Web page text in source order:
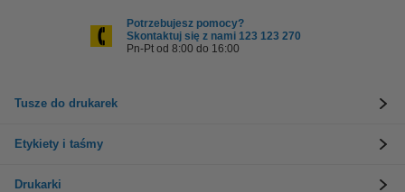
Potrzebujesz pomocy?
Skontaktuj się z nami 123 123 270
Pn-Pt od 8:00 do 16:00
Tusze do drukarek
Etykiety i taśmy
Drukarki